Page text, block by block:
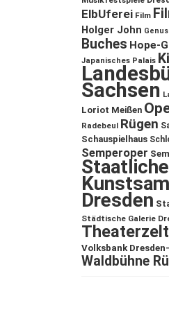
ElbUferei Film
Holger John
Buches Hope-
Japanisches Palais
Sachsen
Loriot Meißen
Radebeul Rügen
Schauspielhaus
Semperoper
Staatliche
Dresden
Städtische Galerie
Volksbank
Waldbühne